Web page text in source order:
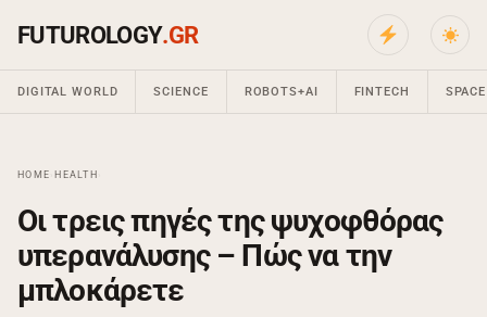
FUTUROLOGY.GR
DIGITAL WORLD SCIENCE ROBOTS+AI FINTECH SPACE
HOME HEALTH
Οι τρεις πηγές της ψυχοφθόρας
υπερανάλυσης – Πώς να την
μπλοκάρετε